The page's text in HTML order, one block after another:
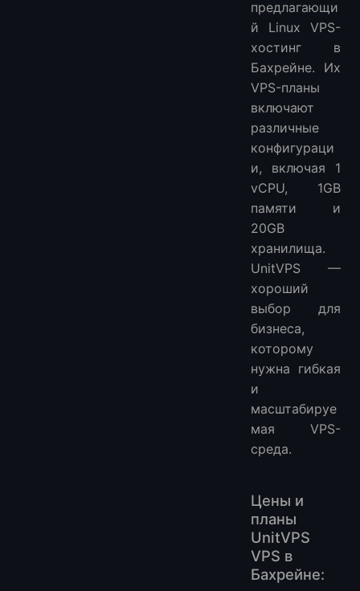
предлагающи
й Linux VPS-
хостинг в
Бахрейне. Их
VPS-планы
включают
различные
конфигураци
и, включая 1
vCPU, 1GB
памяти и
20GB
хранилища.
UnitVPS —
хороший
выбор для
бизнеса,
которому
нужна гибкая
и
масштабируе
мая VPS-
среда.
Цены и
планы
UnitVPS
VPS в
Бахрейне: